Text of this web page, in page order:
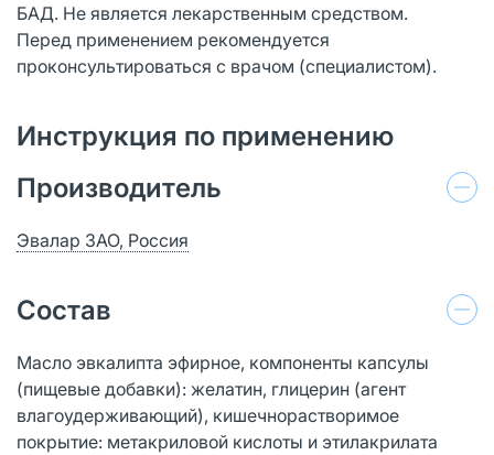
БАД. Не является лекарственным средством.
Перед применением рекомендуется
проконсультироваться с врачом (специалистом).
Инструкция по применению
Производитель
Эвалар ЗАО, Россия
Состав
Масло эвкалипта эфирное, компоненты капсулы
(пищевые добавки): желатин, глицерин (агент
влагоудерживающий), кишечнорастворимое
покрытие: метакриловой кислоты и этилакрилата